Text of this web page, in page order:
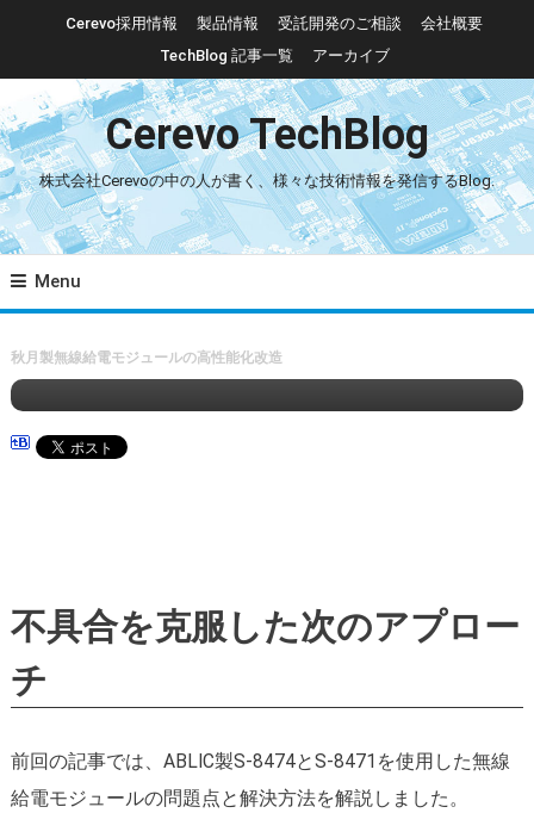
Skip To Content
Cerevo採用情報 製品情報 受託開発のご相談
会社概要
TechBlog 記事一覧
アーカイブ
Cerevo TechBlog
株式会社Cerevoの中の人が書く、様々な技術情報を発信するBlog.
Menu
秋月製無線給電モジュールの高性能化改造
秋月製無線給電モジュールの高性能化改造
不具合を克服した次のアプロー
チ
前回の記事では、ABLIC製S-8474とS-8471を使用した無線
給電モジュールの問題点と解決方法を解説しました。